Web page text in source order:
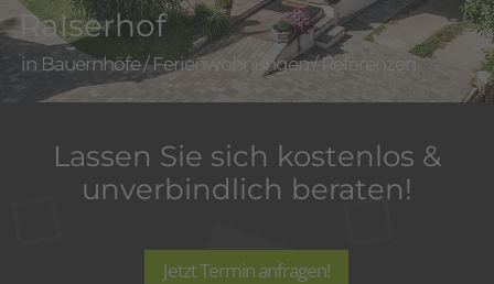
Ralserhof
Bauernhöfe/Ferienwohnungen/Referenzen
Lassen Sie sich kostenlos &
unverbindlich beraten!
Jetzt Termin anfragen!